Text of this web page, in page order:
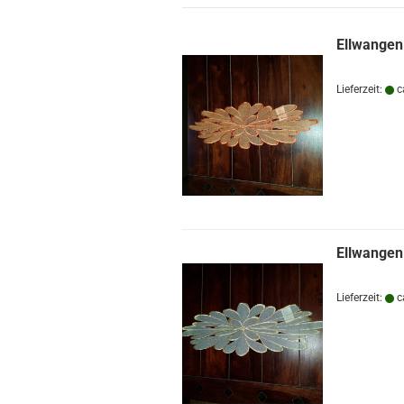
Lieferzeit:
Lieferzeit: